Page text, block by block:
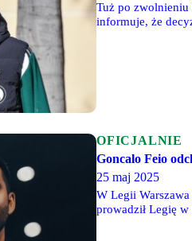
Tuż po zwolnieniu
informuje, że
OFICJALNIE
Goncalo Feio
25 maj 2025
W Legii
prowadził Legię